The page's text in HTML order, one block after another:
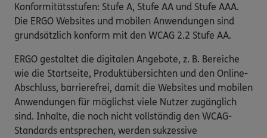
Konformitätsstufen: Stufe A, Stufe AA und Stufe AAA.
Die ERGO Websites und mobilen Anwendungen sind
grundsätzlich konform mit den WCAG 2.2 Stufe AA.
ERGO gestaltet die digitalen Angebote, z. B. Bereiche
wie die Startseite, Produktübersichten und den Online-
Abschluss, barrierefrei, damit die Websites und mobilen
Anwendungen für möglichst viele Nutzer zugänglich
sind. Inhalte, die noch nicht vollständig den WCAG-
Standards entsprechen, werden sukzessive